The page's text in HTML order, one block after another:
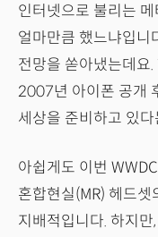
인터넷으로 불리는
얼마만큼 했느냐입니
전망을 쏟아냈는데요.
2007년 아이폰 공개
세상을 준비하고 있
아쉽게도 이번
혼합현실(MR) 헤드셋
지배적입니다. 하지